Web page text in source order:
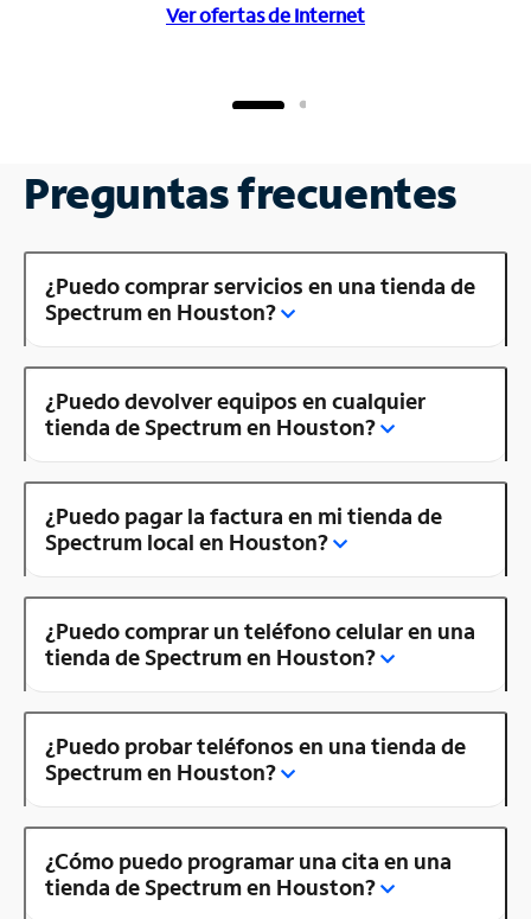
Ver ofertas de Internet
Preguntas frecuentes
¿Puedo comprar servicios en una tienda de
Spectrum en Houston?
¿Puedo devolver equipos en cualquier
tienda de Spectrum en Houston?
¿Puedo pagar la factura en mi tienda de
Spectrum local en Houston?
¿Puedo comprar un teléfono celular en una
tienda de Spectrum en Houston?
¿Puedo probar teléfonos en una tienda de
Spectrum en Houston?
¿Cómo puedo programar una cita en una
tienda de Spectrum en Houston?